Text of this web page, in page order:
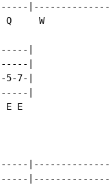
Q     W
|
|
7-|
|
E E